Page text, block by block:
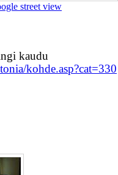
street view
kaudu
kohde.asp?cat=330